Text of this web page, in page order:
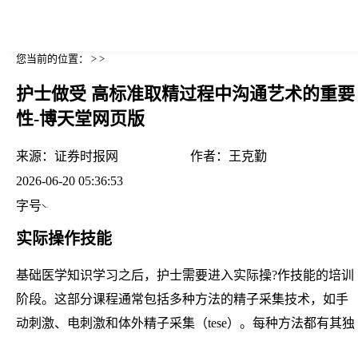
您当前的位置： > >
护士做受 高标准取精过程中沟通艺术的重要
性-博天堂网页版
来源： 证券时报网 作者：
王克勤
2026-06-20 05:36:53
字号
实际操作技能
基础医学知识学习之后，护士需要进入实际操?作技能的培训
阶段。这部分课程通常包括多种方法的精子采集技术，如手
动刺激、电刺激和体外精子采集（tese）。每种方法都有其独